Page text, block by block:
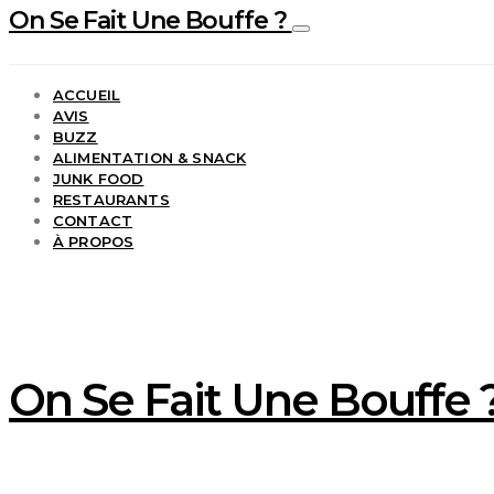
On Se Fait Une Bouffe ?
ACCUEIL
AVIS
BUZZ
ALIMENTATION & SNACK
JUNK FOOD
RESTAURANTS
CONTACT
À PROPOS
On Se Fait Une Bouffe